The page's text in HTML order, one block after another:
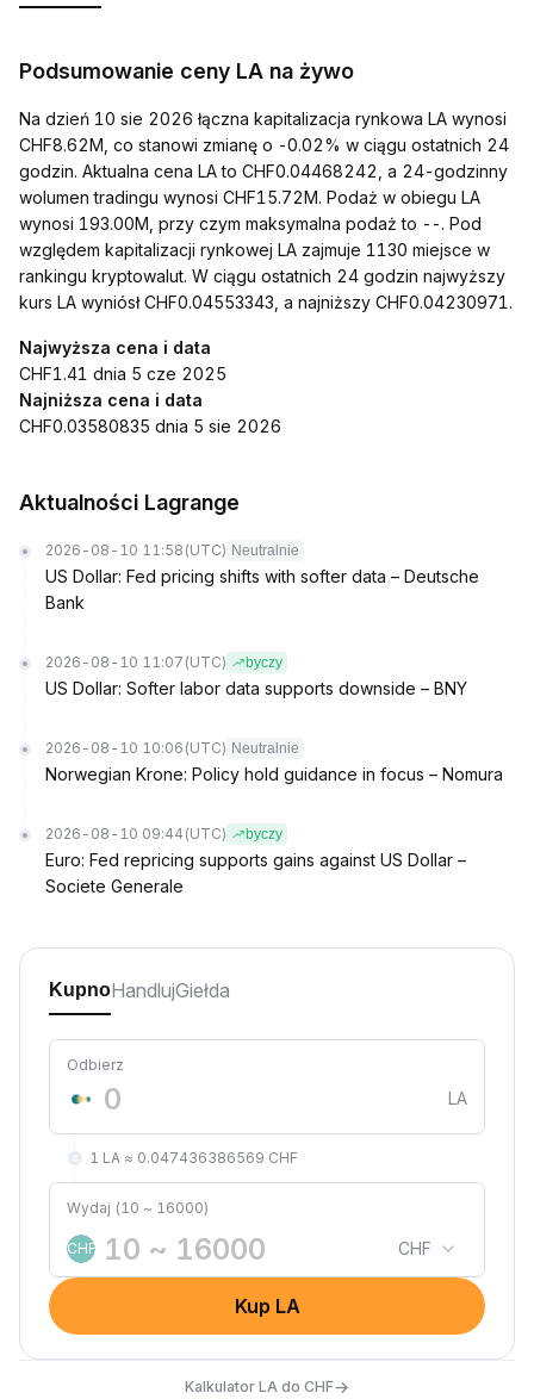
Podsumowanie ceny LA na żywo
Na dzień 10 sie 2026 łączna kapitalizacja rynkowa LA wynosi
CHF8.62M, co stanowi zmianę o -0.02% w ciągu ostatnich 24
godzin. Aktualna cena LA to CHF0.04468242, a 24-godzinny
wolumen tradingu wynosi CHF15.72M. Podaż w obiegu LA
wynosi 193.00M, przy czym maksymalna podaż to --. Pod
względem kapitalizacji rynkowej LA zajmuje 1130 miejsce w
rankingu kryptowalut. W ciągu ostatnich 24 godzin najwyższy
kurs LA wyniósł CHF0.04553343, a najniższy CHF0.04230971.
Najwyższa cena i data
CHF1.41 dnia 5 cze 2025
Najniższa cena i data
CHF0.03580835 dnia 5 sie 2026
Aktualności Lagrange
2026-08-10 11:58 (UTC) Neutralnie
US Dollar: Fed pricing shifts with softer data – Deutsche
Bank
2026-08-10 11:07 (UTC) byczy
US Dollar: Softer labor data supports downside – BNY
2026-08-10 10:06 (UTC) Neutralnie
Norwegian Krone: Policy hold guidance in focus – Nomura
2026-08-10 09:44 (UTC) byczy
Euro: Fed repricing supports gains against US Dollar –
Societe Generale
KupnoHandlujGiełda
Odbierz
LA
1 LA ≈ 0.047436386569 CHF
Wydaj (10 ~ 16000)
CHF CHF
Kup LA
Kalkulator LA do CHF→